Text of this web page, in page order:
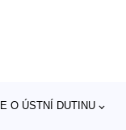
O ÚSTNÍ DUTINU